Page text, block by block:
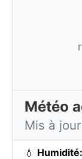
Météo
Mis à
💧 Humidité: